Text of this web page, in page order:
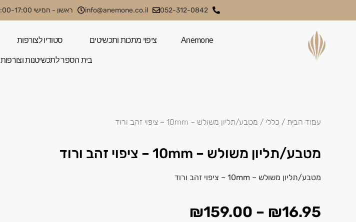
052-312-0842
info@anemone.co.il ראשון - חמישי 08:00-17:00
Anemone ציפוי מתכות ותכשיטים סטודיו לצורפות
בית הספר לתכשיטנות וצורפות
עמוד הבית / כללי / מטבע/תליון משולש – 10mm – ציפוי זהב ורוד
מטבע/תליון משולש – 10mm – ציפוי זהב ורוד
מטבע/תליון משולש – 10mm – ציפוי זהב ורוד
₪16.95
–
₪159.00